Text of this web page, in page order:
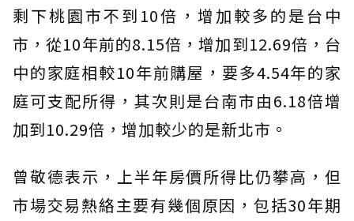
剩下桃園市不到10倍，增加較多的是台中
市，從10年前的8.15倍，增加到12.69倍，台
中的家庭相較10年前購屋，要多4.54年的家
庭可支配所得，其次則是台南市由6.18倍增
加到10.29倍，增加較少的是新北市。
曾敬德表示，上半年房價所得比仍攀高，但
市場交易熱絡主要有幾個原因，包括30年期